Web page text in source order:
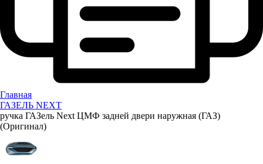
Главная
ГАЗЕЛЬ NEXT
ручка ГАЗель Next ЦМФ задней двери наружная (ГАЗ)
(Оригинал)